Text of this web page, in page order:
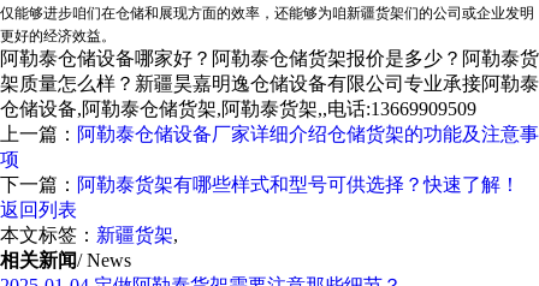
仅能够进步咱们在仓储和展现方面的效率，还能够为咱新疆货架们的公司或企业发明
更好的经济效益。
阿勒泰仓储设备哪家好？阿勒泰仓储货架报价是多少？阿勒泰货
架质量怎么样？新疆昊嘉明逸仓储设备有限公司专业承接阿勒泰
仓储设备,阿勒泰仓储货架,阿勒泰货架,,电话:13669909509
上一篇： 阿勒泰仓储设备厂家详细介绍仓储货架的功能及注意事
项
下一篇： 阿勒泰货架有哪些样式和型号可供选择？快速了解！
返回列表
本文标签： 新疆货架,
相关新闻/ News